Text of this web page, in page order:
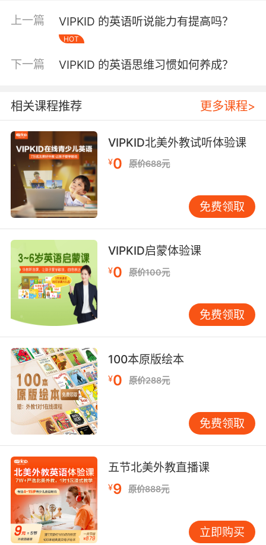
性化学习 自主研发的DCGM动态课程生成系统，
通过5.8万组学习行为数据分析，为每位学员定制
听说强化方案。当系统监测到there发音部位错误
时，自动推送舌位训练动画；发现对话应答延
迟，则增加快速反应游戏。MIT教育科技实验室
3.2倍。配套的离线绘本馆包含2000+分级读
物，每本均配置外教朗读音频，实现人机协同的
全天候输入。 四、家庭场景延伸构建语言生态
VIPKID独创课堂+家庭双场景模式，家长端APP
提供500+亲子互动模板。每周布置的21天听说挑
战包含超市购物角色扮演、家庭影评会等任务，
将语言应用融入生活场景。北京外国语大学跟踪
研究显示，坚持完成家庭任务的学员，场景化表
达准确率提升63%。平台还开设家长学院，教授
如何通过日常问答营造英语环境，如用What’s
your favorite…替代今天学了什么。 经过八年教
学沉淀，VIPKID已形成输入-内化-输出的完整链
条。建议未来可深化跨文化交际课程，引入更多
真实语境素材。家长选择平台时，应关注课程是
否具备系统评估体系与效果追踪机制，而非单纯
追求外教数量。只有当教学设计、技术支撑、家
庭参与形成合力，才能实现听说能力的质变突
破。
上一篇 VIPKID 的英语听说能力有提高吗？
HOT
下一篇 VIPKID 的英语思维习惯如何养成？
相关课程推荐 更多课程>
VIPKID北美外教试听体验课
¥0 原价688元
免费领取
VIPKID启蒙体验课
¥0 原价100元
免费领取
100本原版绘本
¥0 原价288元
免费领取
五节北美外教直播课
¥9 原价888元
立即购买